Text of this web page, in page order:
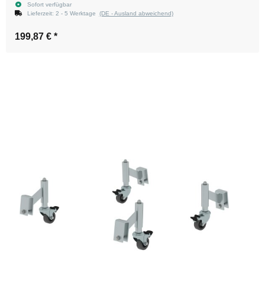
Sofort verfügbar
Lieferzeit: 2 - 5 Werktage (DE - Ausland abweichend)
199,87 € *